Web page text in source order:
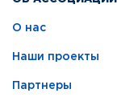
О нас
Наши проекты
Партнеры